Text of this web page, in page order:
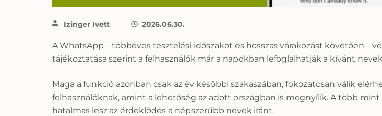
Izinger Ivett 2026.06.30.
A WhatsApp – többéves tesztelési időszakot és hosszas várakozást követően –
tájékoztatása szerint a felhasználók már a napokban lefoglalhatják a kívánt
Maga a funkció azonban csak az év későbbi szakaszában, fokozatosan válik
felhasználóknak, amint a lehetőség az adott országban is megnyílik. A több
hatalmas lesz az érdeklődés a népszerűbb nevek iránt.